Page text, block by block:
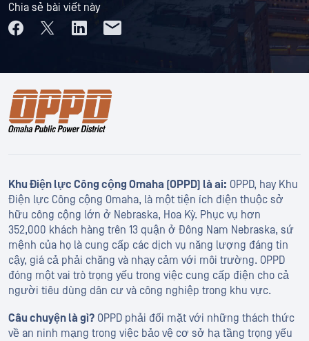
Chia sẻ bài viết này
Khu Điện lực Công cộng Omaha (OPPD) là ai: OPPD, hay Khu
Điện lực Công cộng Omaha, là một tiện ích điện thuộc sở
hữu công cộng lớn ở Nebraska, Hoa Kỳ. Phục vụ hơn
352,000 khách hàng trên 13 quận ở Đông Nam Nebraska, sứ
mệnh của họ là cung cấp các dịch vụ năng lượng đáng tin
cậy, giá cả phải chăng và nhạy cảm với môi trường. OPPD
đóng một vai trò trọng yếu trong việc cung cấp điện cho cả
người tiêu dùng dân cư và công nghiệp trong khu vực.
Câu chuyện là gì? OPPD phải đối mặt với những thách thức
về an ninh mạng trong việc bảo vệ cơ sở hạ tầng trọng yếu